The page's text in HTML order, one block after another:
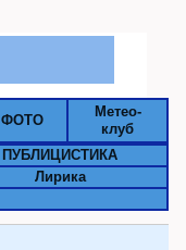
ФОТО
Метео-
клуб
ПУБЛИЦИСТИКА
Лирика